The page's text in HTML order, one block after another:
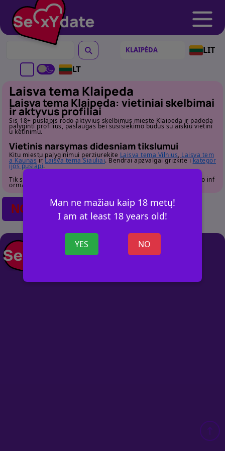
LIT
LT
Man ne mažiau kaip 18 metų!
I am at least 18 years old!
YES NO
Laisva tema Klaipeda
Laisva tema Klaipeda: vietiniai skelbimai
ir aktyvus profiliai
Sis 18+ puslapis rodo aktyvius skelbimus mieste Klaipeda ir padeda
palyginti profilius, paslaugas bei susisiekimo budus su aiskiu vietini
u ketinimu.
Vietinis narsymas didesniam tikslumui
Kitu miestu palyginimui perziurekite Laisva tema Vilnius, Laisva tem
a Kaunas ir Laisva tema Siauliai. Bendrai apzvalgai grizkite ikategor
ijos puslapi.
Tik suaugusiems. Pries susisiekdami atidziai perziurekite profilio inf
ormacija.
NO POSTS FOUND
+ SKELBIMĄ